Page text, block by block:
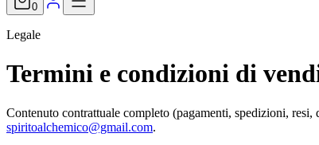
0
Legale
Termini e condizioni di
Contenuto contrattuale completo (pagamenti, spedizioni,
spiritoalchemico@gmail.com.